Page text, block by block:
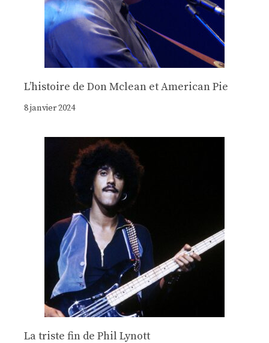
Lʼhistoire de Don Mclean et American Pie
8 janvier 2024
La triste fin de Phil Lynott